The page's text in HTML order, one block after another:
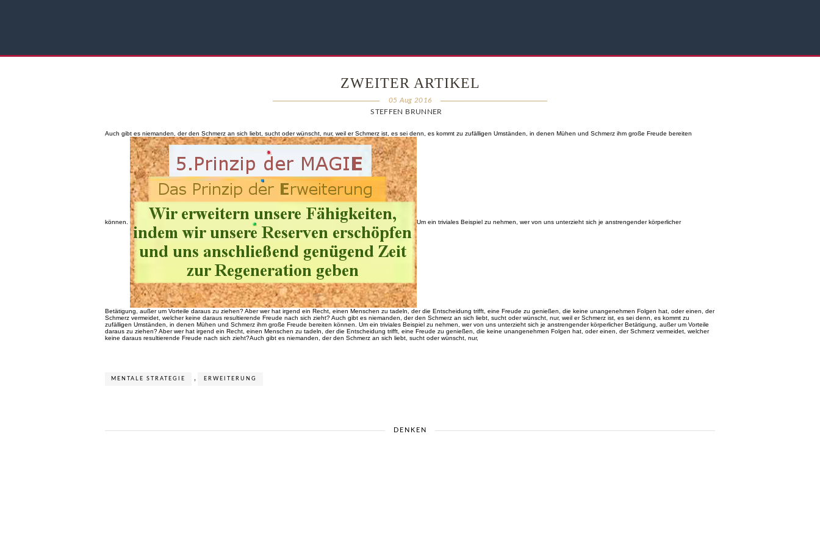
ZWEITER ARTIKEL
05 Aug 2016
STEFFEN BRUNNER
Auch gibt es niemanden, der den Schmerz an sich liebt, sucht oder wünscht, nur, weil er Schmerz ist, es sei denn, es kommt zu zufälligen Umständen, in denen Mühen und Schmerz ihm große Freude bereiten
können. Um ein triviales Beispiel zu nehmen, wer von uns unterzieht sich je anstrengender körperlicher
Betätigung, außer um Vorteile daraus zu ziehen? Aber wer hat irgend ein Recht, einen Menschen zu tadeln, der die Entscheidung trifft, eine Freude zu genießen, die keine unangenehmen Folgen hat, oder einen, der
Schmerz vermeidet, welcher keine daraus resultierende Freude nach sich zieht? Auch gibt es niemanden, der den Schmerz an sich liebt, sucht oder wünscht, nur, weil er Schmerz ist, es sei denn, es kommt zu
zufälligen Umständen, in denen Mühen und Schmerz ihm große Freude bereiten können. Um ein triviales Beispiel zu nehmen, wer von uns unterzieht sich je anstrengender körperlicher Betätigung, außer um Vorteile
daraus zu ziehen? Aber wer hat irgend ein Recht, einen Menschen zu tadeln, der die Entscheidung trifft, eine Freude zu genießen, die keine unangenehmen Folgen hat, oder einen, der Schmerz vermeidet, welcher
keine daraus resultierende Freude nach sich zieht?Auch gibt es niemanden, der den Schmerz an sich liebt, sucht oder wünscht, nur,
MENTALE STRATEGIE , ERWEITERUNG
DENKEN